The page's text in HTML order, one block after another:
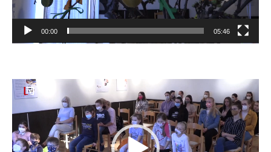
00:00 05:46
Video
prehrávač